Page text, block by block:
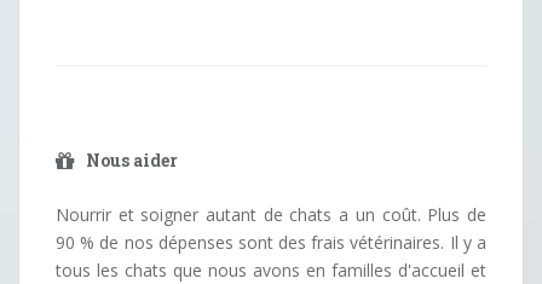
Nous aider
Nourrir et soigner autant de chats a un coût. Plus de
90 % de nos dépenses sont des frais vétérinaires. Il y a
tous les chats que nous avons en familles d'accueil et